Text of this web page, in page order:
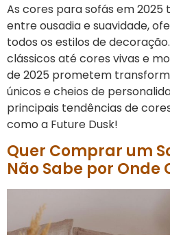
As cores para sofás em
entre ousadia e suavidade,
todos os estilos de
clássicos até cores vivas e
de 2025 prometem
únicos e cheios de
principais tendências de
como a Future Dusk!
Quer Comprar um
Não Sabe por Onde